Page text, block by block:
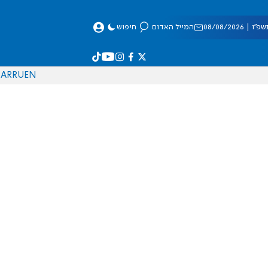
08/2026 המייל האדום חיפוש
EN
RU
AR